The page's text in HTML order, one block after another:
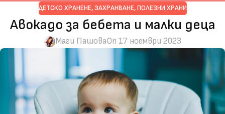
ДЕТСКО ХРАНЕНЕ, ЗАХРАНВАНЕ,ПОЛЕЗНИ ХРАНИ
Авокадо за бебета и малки деца
Маги ПашоваOn 17 ноември 2023